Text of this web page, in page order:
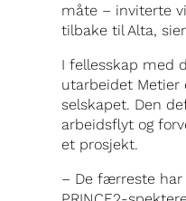
måte – inviterte
tilbake til Alta,
I fellesskap med
utarbeidet Metier
selskapet. Den
arbeidsflyt og
et prosjekt.
– De færreste har